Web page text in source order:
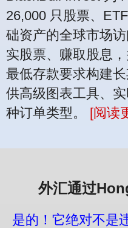
26,000 只股票、
础资产的全球市场
实股票、赚取股息
最低存款要求构建
供高级图表工具、
种订单类型。 [阅读
外汇通过
是的！它绝对不是